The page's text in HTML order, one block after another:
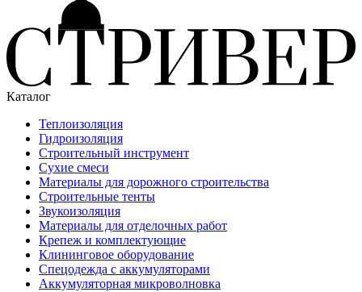
Каталог
Теплоизоляция
Гидроизоляция
Строительный инструмент
Сухие смеси
Материалы для дорожного строительства
Строительные тенты
Звукоизоляция
Материалы для отделочных работ
Крепеж и комплектующие
Клининговое оборудование
Спецодежда с аккумуляторами
Аккумуляторная микроволновка